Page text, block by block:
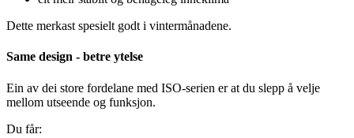
Dette merkast spesielt godt i vintermånadene.
Same design - betre ytelse
Ein av dei store fordelane med ISO-serien er at du slepp å velje
mellom utseende og funksjon.
Du får: